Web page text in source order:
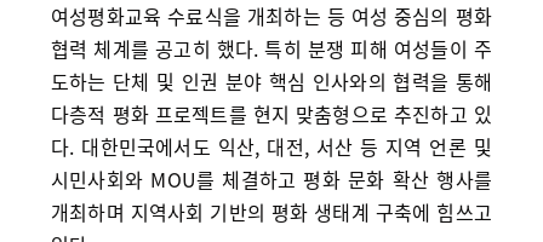
여성평화교육 수료식을 개최하는 등 여성 중심의 평화
협력 체계를 공고히 했다. 특히 분쟁 피해 여성들이 주
도하는 단체 및 인권 분야 핵심 인사와의 협력을 통해
다층적 평화 프로젝트를 현지 맞춤형으로 추진하고 있
다. 대한민국에서도 익산, 대전, 서산 등 지역 언론 및
시민사회와 MOU를 체결하고 평화 문화 확산 행사를
개최하며 지역사회 기반의 평화 생태계 구축에 힘쓰고